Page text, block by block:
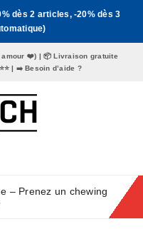
dès 2 articles, -20% dès 3
❤️) | 📦 Livraison gratuite
| ➡️Besoin d’aide ?
– Prenez un chewing